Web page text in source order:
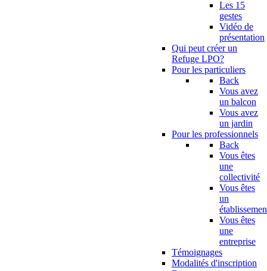
Les 15
gestes
Vidéo de
présentation
Qui peut créer un
Refuge LPO?
Pour les particuliers
Back
Vous avez
un balcon
Vous avez
un jardin
Pour les professionnels
Back
Vous êtes
une
collectivité
Vous êtes
un
Vous êtes
une
entreprise
Témoignages
Modalités d'inscription